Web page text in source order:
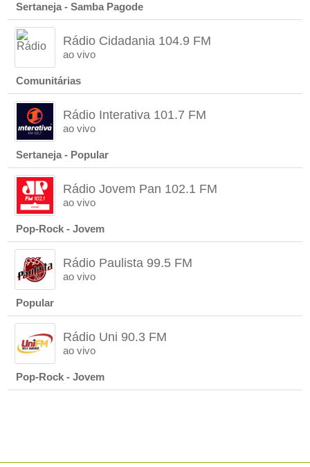
Sertaneja - Samba Pagode
Rádio Cidadania 104.9 FM
ao vivo
Comunitárias
Rádio Interativa 101.7 FM
ao vivo
Sertaneja - Popular
Rádio Jovem Pan 102.1 FM
ao vivo
Pop-Rock - Jovem
Rádio Paulista 99.5 FM
ao vivo
Popular
Rádio Uni 90.3 FM
ao vivo
Pop-Rock - Jovem